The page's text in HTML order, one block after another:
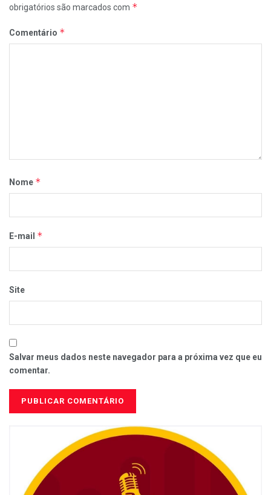
obrigatórios são marcados com *
Comentário *
Nome *
E-mail *
Site
Salvar meus dados neste navegador para a próxima vez que eu
comentar.